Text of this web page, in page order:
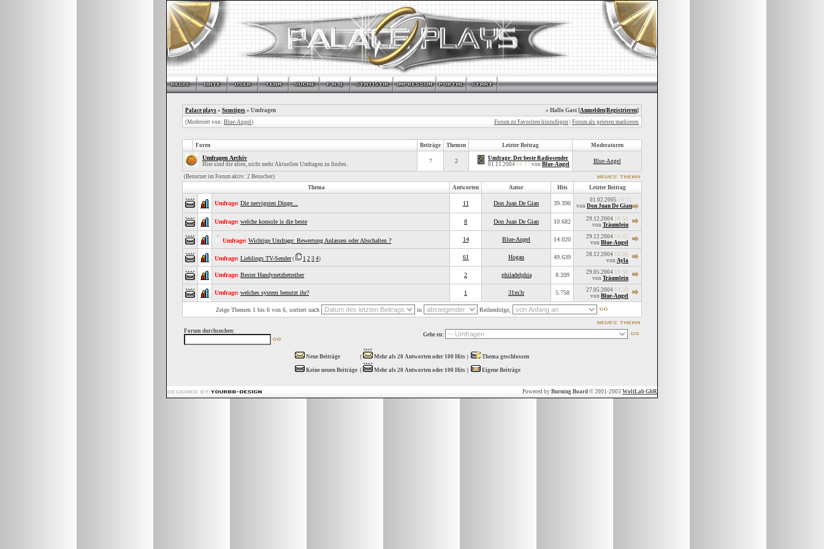
Palace plays » Sonstiges » Umfragen » Hallo Gast [Anmelden Registrieren]
(Moderiert von: Blue-Angel) Forum zu Favoriten hinzufügen Forum als gelesen markieren
Foren Beiträge Themen Letzter Beitrag Moderatoren
Umfragen Archiv
Hier sind die alten, nicht mehr Aktuellen Umfragen zu finden. 7 2
Umfrage: Der beste Radiosender
01.11.2004 04:17 von Blue-Angel Blue-Angel
(Benutzer im Forum aktiv: 2 Besucher)
Thema
Antworten Autor Hits Letzter Beitrag
Umfrage: Die nervigsten Dinge... 11 Don Juan De Gian 39.390 01.02.2005 13:11
von Don Juan De Gian
Umfrage: welche konsole is die beste 8 Don Juan De Gian 10.682 29.12.2004 18:50
von Träumlein
Umfrage: Wichtige Umfrage: Bewertung Anlassen oder Abschalten ? 14 Blue-Angel 14.020 29.12.2004 14:42
von Blue-Angel
Umfrage: Lieblings TV-Sender( 1 2 3 4) 61 Hogan 49.639 28.12.2004 18:06
von Ayla
Umfrage: Bester Handynetzbetreiber 2 philadelphia 8.209 29.05.2004 19:50
von Träumlein
Umfrage: welches system benutzt ihr? 1 31m3r 5.758 27.05.2004 14:59
von Blue-Angel
Zeige Themen 1 bis 6 von 6, sortiert nach in Reihenfolge,
Forum durchsuchen:
Gehe zu:
Neue Beiträge ( Mehr als 20 Antworten oder 100 Hits ) Thema geschlossen
Keine neuen Beiträge ( Mehr als 20 Antworten oder 100 Hits ) Eigene Beiträge
Powered by Burning Board © 2001-2003 WoltLab GbR